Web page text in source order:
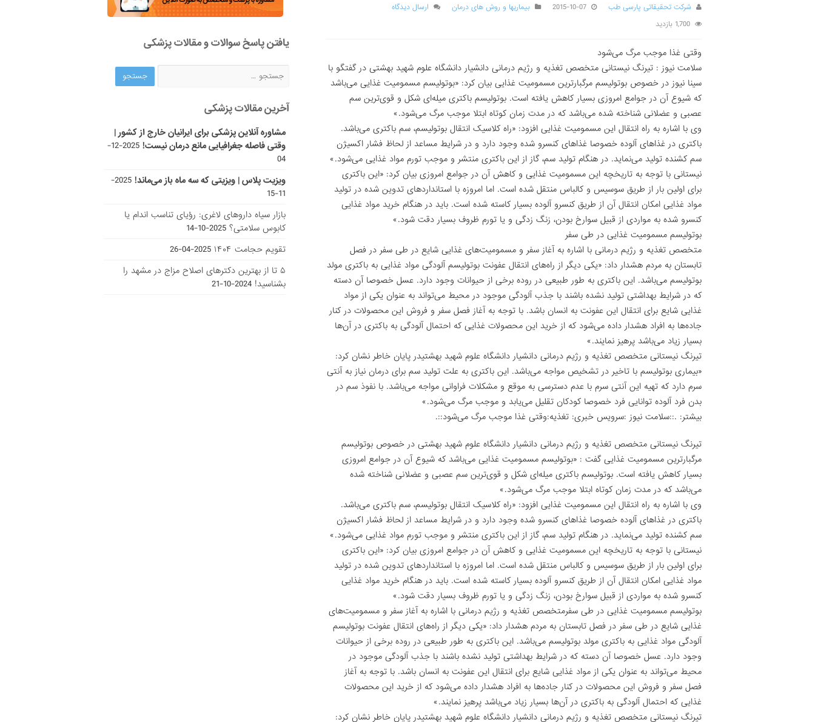
شرکت تحقیقاتی پارسی طب 2015-10-07 بیماریها و روش های درمان
ارسال دیدگاه
1,700 بازدید
وقتی غذا موجب مرگ می‌شود
سلامت نیوز : تیرنگ نیستانی متخصص تغذیه و رژیم درمانی دانشیار دانشگاه علوم شهید بهشتی در گفتگو با
سینا نیوز در خصوص بوتولیسم مرگبار‌ترین مسمومیت غذایی بیان کرد: «بوتولیسم مسمومیت غذایی می‌باشد
که شیوع آن در جوامع امروزی بسیار کاهش یافته است. بوتولیسم باکتری میله‌ای شکل و قوی‌ترین سم
عصبی و عضلانی شناخته شده می‌باشد که در مدت زمان کوتاه ابتلا موجب مرگ می‌شود.»
وی با اشاره به راه انتقال این مسمومیت غذایی افزود: «راه کلاسیک انتقال بوتولیسم، سم باکتری می‌باشد.
باکتری در غذاهای آلوده خصوصا غذاهای کنسرو شده وجود دارد و در شرایط مساعد از لحاظ فشار اکسیژن
سم کشنده تولید می‌نماید. در هنگام تولید سم، گاز از این باکتری منتشر و موجب تورم مواد غذایی می‌شود.»
نیستانی با توجه به تاریخچه این مسمومیت غذایی و کاهش آن در جوامع امروزی بیان کرد: «این باکتری
برای اولین بار از طریق سوسیس و کالباس منتقل شده است. اما امروزه با استانداردهای تدوین شده در تولید
مواد غذایی امکان انتقال آن از طریق کنسرو آلوده بسیار کاسته شده است. باید در هنگام خرید مواد غذایی
کنسرو شده به مواردی از قبیل سوارخ بودن، زنگ زدگی و یا تورم ظروف بسیار دقت شود.»
بوتولیسم مسمومیت غذایی در طی سفر
متخصص تغذیه و رژیم درمانی با اشاره به آغاز سفر و مسمومیت‌های غذایی شایع در طی سفر در فصل
تابستان به مردم هشدار داد: «یکی دیگر از راه‌های انتقال عفونت بوتولیسم آلودگی مواد غذایی به باکتری مولد
بوتولیسم می‌باشد. این باکتری به طور طبیعی در روده برخی از حیوانات وجود دارد. عسل خصوصا آن دسته
که در شرایط بهداشتی تولید نشده باشند با جذب آلودگی موجود در محیط می‌تواند به عنوان یکی از مواد
غذایی شایع برای انتقال این عفونت به انسان باشد. با توجه به آغاز فصل سفر و فروش این محصولات در کنار
جاده‌ها به افراد هشدار داده می‌شود که از خرید این محصولات غذایی که احتمال آلودگی به باکتری در آن‌ها
بسیار زیاد می‌باشد پرهیز نمایند.»
تیرنگ نیستانی متخصص تغذیه و رژیم درمانی دانشیار دانشگاه علوم شهید بهشتیدر پایان خاطر نشان کرد:
«بیماری بوتولیسم با تاخیر در تشخیص مواجه می‌‎باشد. این باکتری به علت تولید سم برای درمان نیاز به آنتی
سرم دارد که تهیه این آنتی سرم با عدم دسترسی به موقع و مشکلات فراوانی مواجه می‌باشد. با نفوذ سم در
بدن فرد آلوده توانایی فرد خصوصا کودکان تقلیل می‌یابد و موجب مرگ می‌شود.»
بیشتر: .::سلامت نیوز :سرویس خبری: تغذیه:وقتی غذا موجب مرگ می‌شود::.
تیرنگ نیستانی متخصص تغذیه و رژیم درمانی دانشیار دانشگاه علوم شهید بهشتی در خصوص بوتولیسم
مرگبار‌ترین مسمومیت غذایی گفت : «بوتولیسم مسمومیت غذایی می‌باشد که شیوع آن در جوامع امروزی
بسیار کاهش یافته است. بوتولیسم باکتری میله‌ای شکل و قوی‌ترین سم عصبی و عضلانی شناخته شده
می‌باشد که در مدت زمان کوتاه ابتلا موجب مرگ می‌شود.»
وی با اشاره به راه انتقال این مسمومیت غذایی افزود: «راه کلاسیک انتقال بوتولیسم، سم باکتری می‌باشد.
باکتری در غذاهای آلوده خصوصا غذاهای کنسرو شده وجود دارد و در شرایط مساعد از لحاظ فشار اکسیژن
سم کشنده تولید می‌نماید. در هنگام تولید سم، گاز از این باکتری منتشر و موجب تورم مواد غذایی می‌شود.»
نیستانی با توجه به تاریخچه این مسمومیت غذایی و کاهش آن در جوامع امروزی بیان کرد: «این باکتری
برای اولین بار از طریق سوسیس و کالباس منتقل شده است. اما امروزه با استانداردهای تدوین شده در تولید
مواد غذایی امکان انتقال آن از طریق کنسرو آلوده بسیار کاسته شده است. باید در هنگام خرید مواد غذایی
کنسرو شده به مواردی از قبیل سوارخ بودن، زنگ زدگی و یا تورم ظروف بسیار دقت شود.»
بوتولیسم مسمومیت غذایی در طی سفرمتخصص تغذیه و رژیم درمانی با اشاره به آغاز سفر و مسمومیت‌های
غذایی شایع در طی سفر در فصل تابستان به مردم هشدار داد: «یکی دیگر از راه‌های انتقال عفونت بوتولیسم
آلودگی مواد غذایی به باکتری مولد بوتولیسم می‌باشد. این باکتری به طور طبیعی در روده برخی از حیوانات
وجود دارد. عسل خصوصا آن دسته که در شرایط بهداشتی تولید نشده باشند با جذب آلودگی موجود در
محیط می‌تواند به عنوان یکی از مواد غذایی شایع برای انتقال این عفونت به انسان باشد. با توجه به آغاز
فصل سفر و فروش این محصولات در کنار جاده‌ها به افراد هشدار داده می‌شود که از خرید این محصولات
غذایی که احتمال آلودگی به باکتری در آن‌ها بسیار زیاد می‌باشد پرهیز نمایند.»
تیرنگ نیستانی متخصص تغذیه و رژیم درمانی دانشیار دانشگاه علوم شهید بهشتیدر پایان خاطر نشان کرد:
یافتن پاسخ سوالات و مقالات پزشکی
آخرین مقالات پزشکی
مشاوره آنلاین پزشکی برای ایرانیان خارج از کشور |
وقتی فاصله جغرافیایی مانع درمان نیست!
2025-12-
04
ویزیت پلاس | ویزیتی که سه ماه باز می‌ماند!
2025-
11-15
بازار سیاه داروهای لاغری: رؤیای تناسب اندام یا
کابوس سلامتی؟ 2025-10-14
تقویم حجامت ۱۴۰۴
2025-04-26
۵ تا از بهترین دکتر‌های اصلاح مزاج در مشهد را
بشناسید! 2024-10-21